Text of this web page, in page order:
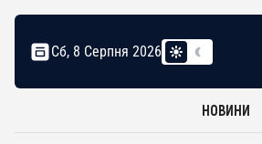
Сб, 8 Серпня 2026
НОВИНИ